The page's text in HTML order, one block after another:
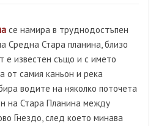
се намира в труднодостъпeн
Средна Стара планина, близо
е известен също и с името
самия каньон и река
водите на няколко поточета
на Стара Планина между
Гнездо, след което минава